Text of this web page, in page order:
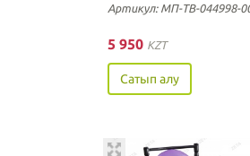
Артикул: МП-ТВ-044998-
5 950 KZT
Сатып алу